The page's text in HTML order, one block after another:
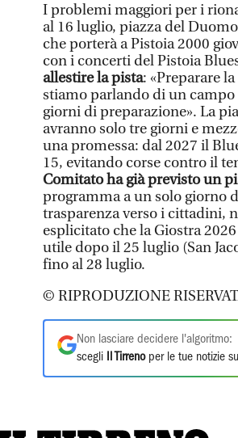
I problemi maggiori per i
al 16 luglio, piazza del
che porterà a Pistoia 2000
con i concerti del Pistoia
allestire la pista: «Preparare
stiamo parlando di un
giorni di preparazione». La
avranno solo tre giorni e
una promessa: dal 2027 il
15, evitando corse contro il
Comitato ha già previsto un
programma a un solo giorno
trasparenza verso i cittadini,
esplicitato che la Giostra
utile dopo il 25 luglio (San
fino al 28 luglio.
© RIPRODUZIONE
Non lasciare decidere l'algoritmo:
scegli
Il Tirrenoper le tue notizie